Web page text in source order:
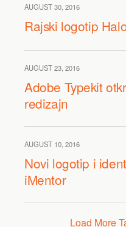
AUGUST 30, 2016
Rajski logotip
AUGUST 23, 2016
Adobe Typekit
redizajn
AUGUST 10, 2016
Novi logotip i
iMentor
Load More